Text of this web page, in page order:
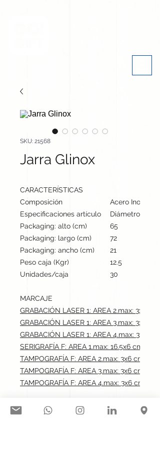
SKU: 21568
Jarra Glinox
CARACTERÍSTICAS
Composición
Acero Inox
Especificaciones artículo
Diámetro: 10
Packaging: alto (cm)
65
Packaging: largo (cm)
72
Packaging: ancho (cm)
21
Peso caja (Kgr)
12.5
Unidades/caja
30
MARCAJE
GRABACIÓN LASER 1: AREA 2.max: 3x6 cm
GRABACIÓN LASER 1: AREA 3.max: 3x6 cm
GRABACIÓN LASER 1: AREA 4.max: 3x6 cm
SERIGRAFÍA F: AREA 1.max: 16.5x6 cm
TAMPOGRAFÍA F: AREA 2.max: 3x6 cm
TAMPOGRAFÍA F: AREA 3.max: 3x6 cm
TAMPOGRAFÍA F: AREA 4.max: 3x6 cm